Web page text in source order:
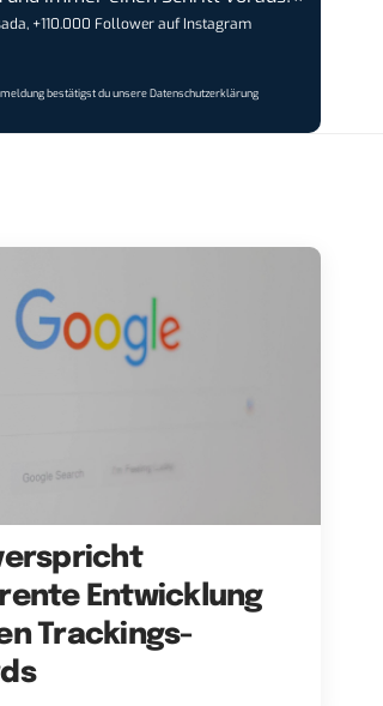
+110.000 Follower auf Instagram
bestätigst du unsereDatenschutzerklärung
Entwicklung
Trackings-